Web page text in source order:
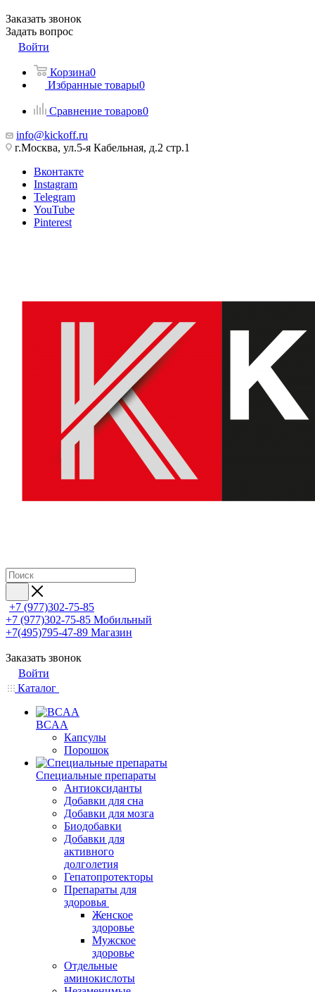
Заказать звонок
Задать вопрос
Войти
Корзина0
Избранные товары0
Сравнение товаров0
info@kickoff.ru
г.Москва, ул.5-я Кабельная, д.2 стр.1
Вконтакте
Instagram
Telegram
YouTube
Pinterest
+7 (977)302-75-85
+7 (977)302-75-85 Мобильный
+7(495)795-47-89 Магазин
Заказать звонок
Войти
Каталог
BCAA
Капсулы
Порошок
Cпециальные препараты
Антиоксиданты
Добавки для сна
Добавки для мозга
Биодобавки
Добавки для
активного
долголетия
Гепатопротекторы
Препараты для
здоровья
Женское
здоровье
Мужское
здоровье
Отдельные
аминокислоты